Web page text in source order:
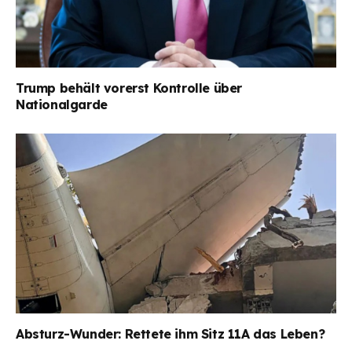
Trump behält vorerst Kontrolle über
Nationalgarde
Absturz-Wunder: Rettete ihm Sitz 11A das Leben?